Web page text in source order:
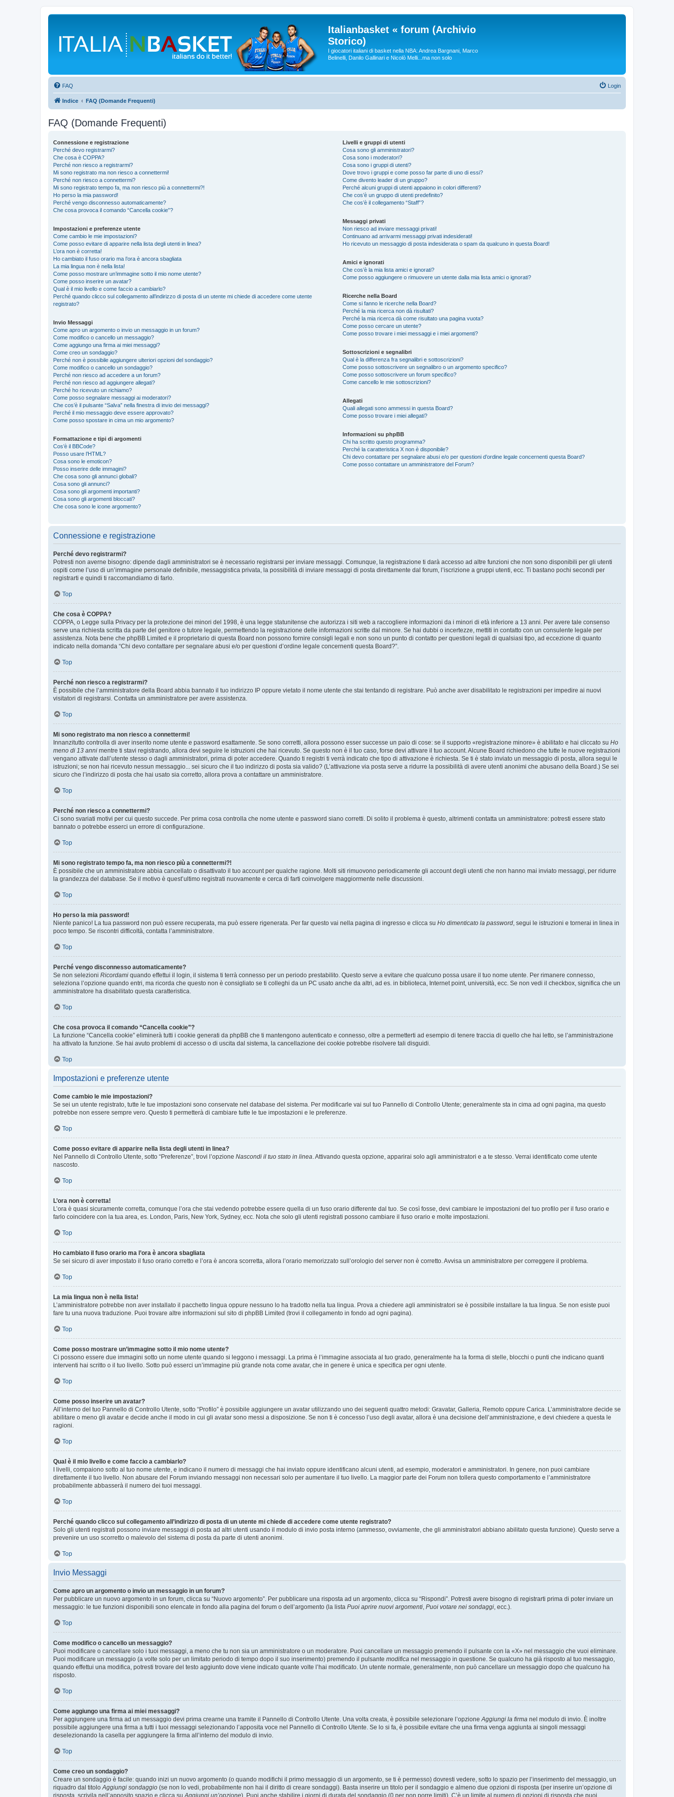
Italianbasket « forum (Archivio
Storico)
I giocatori italiani di basket nella NBA: Andrea Bargnani, Marco
Belinelli, Danilo Gallinari e Nicolò Melli...ma non solo
FAQ Login
Indice FAQ (Domande Frequenti)
FAQ (Domande Frequenti)
Connessione e registrazione
Perché devo registrarmi?
Che cosa è COPPA?
Perché non riesco a registrarmi?
Mi sono registrato ma non riesco a connettermi!
Perché non riesco a connettermi?
Mi sono registrato tempo fa, ma non riesco più a connettermi?!
Ho perso la mia password!
Perché vengo disconnesso automaticamente?
Che cosa provoca il comando “Cancella cookie”?
Impostazioni e preferenze utente
Come cambio le mie impostazioni?
Come posso evitare di apparire nella lista degli utenti in linea?
L’ora non è corretta!
Ho cambiato il fuso orario ma l’ora è ancora sbagliata
La mia lingua non è nella lista!
Come posso mostrare un’immagine sotto il mio nome utente?
Come posso inserire un avatar?
Qual è il mio livello e come faccio a cambiarlo?
Perché quando clicco sul collegamento all’indirizzo di posta di un utente mi chiede di accedere come utente
registrato?
Invio Messaggi
Come apro un argomento o invio un messaggio in un forum?
Come modifico o cancello un messaggio?
Come aggiungo una firma ai miei messaggi?
Come creo un sondaggio?
Perché non è possibile aggiungere ulteriori opzioni del sondaggio?
Come modifico o cancello un sondaggio?
Perché non riesco ad accedere a un forum?
Perché non riesco ad aggiungere allegati?
Perché ho ricevuto un richiamo?
Come posso segnalare messaggi ai moderatori?
Che cos’è il pulsante “Salva” nella finestra di invio dei messaggi?
Perché il mio messaggio deve essere approvato?
Come posso spostare in cima un mio argomento?
Formattazione e tipi di argomenti
Cos’è il BBCode?
Posso usare l’HTML?
Cosa sono le emoticon?
Posso inserire delle immagini?
Che cosa sono gli annunci globali?
Cosa sono gli annunci?
Cosa sono gli argomenti importanti?
Cosa sono gli argomenti bloccati?
Che cosa sono le icone argomento?
Livelli e gruppi di utenti
Cosa sono gli amministratori?
Cosa sono i moderatori?
Cosa sono i gruppi di utenti?
Dove trovo i gruppi e come posso far parte di uno di essi?
Come divento leader di un gruppo?
Perché alcuni gruppi di utenti appaiono in colori differenti?
Che cos’è un gruppo di utenti predefinito?
Che cos’è il collegamento “Staff”?
Messaggi privati
Non riesco ad inviare messaggi privati!
Continuano ad arrivarmi messaggi privati indesiderati!
Ho ricevuto un messaggio di posta indesiderata o spam da qualcuno in questa Board!
Amici e ignorati
Che cos’è la mia lista amici e ignorati?
Come posso aggiungere o rimuovere un utente dalla mia lista amici o ignorati?
Ricerche nella Board
Come si fanno le ricerche nella Board?
Perché la mia ricerca non dà risultati?
Perché la mia ricerca dà come risultato una pagina vuota?
Come posso cercare un utente?
Come posso trovare i miei messaggi e i miei argomenti?
Sottoscrizioni e segnalibri
Qual è la differenza fra segnalibri e sottoscrizioni?
Come posso sottoscrivere un segnalibro o un argomento specifico?
Come posso sottoscrivere un forum specifico?
Come cancello le mie sottoscrizioni?
Allegati
Quali allegati sono ammessi in questa Board?
Come posso trovare i miei allegati?
Informazioni su phpBB
Chi ha scritto questo programma?
Perché la caratteristica X non è disponibile?
Chi devo contattare per segnalare abusi e/o per questioni d’ordine legale concernenti questa Board?
Come posso contattare un amministratore del Forum?
Connessione e registrazione
Perché devo registrarmi?
Potresti non averne bisogno: dipende dagli amministratori se è necessario registrarsi per inviare messaggi. Comunque, la registrazione ti darà accesso ad altre funzioni che non sono disponibili per gli utenti
ospiti come l’uso di un’immagine personale definibile, messaggistica privata, la possibilità di inviare messaggi di posta direttamente dal forum, l’iscrizione a gruppi utenti, ecc. Ti bastano pochi secondi per
registrarti e quindi ti raccomandiamo di farlo.
Top
Che cosa è COPPA?
COPPA, o Legge sulla Privacy per la protezione dei minori del 1998, è una legge statunitense che autorizza i siti web a raccogliere informazioni da i minori di età inferiore a 13 anni. Per avere tale consenso
serve una richiesta scritta da parte del genitore o tutore legale, permettendo la registrazione delle informazioni scritte dal minore. Se hai dubbi o incertezze, mettiti in contatto con un consulente legale per
assistenza. Nota bene che phpBB Limited e il proprietario di questa Board non possono fornire consigli legali e non sono un punto di contatto per questioni legali di qualsiasi tipo, ad eccezione di quanto
indicato nella domanda “Chi devo contattare per segnalare abusi e/o per questioni d’ordine legale concernenti questa Board?”.
Top
Perché non riesco a registrarmi?
È possibile che l’amministratore della Board abbia bannato il tuo indirizzo IP oppure vietato il nome utente che stai tentando di registrare. Può anche aver disabilitato le registrazioni per impedire ai nuovi
visitatori di registrarsi. Contatta un amministratore per avere assistenza.
Top
Mi sono registrato ma non riesco a connettermi!
Innanzitutto controlla di aver inserito nome utente e password esattamente. Se sono corretti, allora possono esser successe un paio di cose: se il supporto «registrazione minore» è abilitato e hai cliccato su Ho
meno di 13 anni mentre ti stavi registrando, allora devi seguire le istruzioni che hai ricevuto. Se questo non è il tuo caso, forse devi attivare il tuo account. Alcune Board richiedono che tutte le nuove registrazioni
vengano attivate dall’utente stesso o dagli amministratori, prima di poter accedere. Quando ti registri ti verrà indicato che tipo di attivazione è richiesta. Se ti è stato inviato un messaggio di posta, allora segui le
istruzioni; se non hai ricevuto nessun messaggio... sei sicuro che il tuo indirizzo di posta sia valido? (L’attivazione via posta serve a ridurre la possibilità di avere utenti anonimi che abusano della Board.) Se sei
sicuro che l’indirizzo di posta che hai usato sia corretto, allora prova a contattare un amministratore.
Top
Perché non riesco a connettermi?
Ci sono svariati motivi per cui questo succede. Per prima cosa controlla che nome utente e password siano corretti. Di solito il problema è questo, altrimenti contatta un amministratore: potresti essere stato
bannato o potrebbe esserci un errore di configurazione.
Top
Mi sono registrato tempo fa, ma non riesco più a connettermi?!
È possibile che un amministratore abbia cancellato o disattivato il tuo account per qualche ragione. Molti siti rimuovono periodicamente gli account degli utenti che non hanno mai inviato messaggi, per ridurre
la grandezza del database. Se il motivo è quest’ultimo registrati nuovamente e cerca di farti coinvolgere maggiormente nelle discussioni.
Top
Ho perso la mia password!
Niente panico! La tua password non può essere recuperata, ma può essere rigenerata. Per far questo vai nella pagina di ingresso e clicca su Ho dimenticato la password, segui le istruzioni e tornerai in linea in
poco tempo. Se riscontri difficoltà, contatta l’amministratore.
Top
Perché vengo disconnesso automaticamente?
Se non selezioni Ricordami quando effettui il login, il sistema ti terrà connesso per un periodo prestabilito. Questo serve a evitare che qualcuno possa usare il tuo nome utente. Per rimanere connesso,
seleziona l’opzione quando entri, ma ricorda che questo non è consigliato se ti colleghi da un PC usato anche da altri, ad es. in biblioteca, Internet point, università, ecc. Se non vedi il checkbox, significa che un
amministratore ha disabilitato questa caratteristica.
Top
Che cosa provoca il comando “Cancella cookie”?
La funzione “Cancella cookie” eliminerà tutti i cookie generati da phpBB che ti mantengono autenticato e connesso, oltre a permetterti ad esempio di tenere traccia di quello che hai letto, se l’amministrazione
ha attivato la funzione. Se hai avuto problemi di accesso o di uscita dal sistema, la cancellazione dei cookie potrebbe risolvere tali disguidi.
Top
Impostazioni e preferenze utente
Come cambio le mie impostazioni?
Se sei un utente registrato, tutte le tue impostazioni sono conservate nel database del sistema. Per modificarle vai sul tuo Pannello di Controllo Utente; generalmente sta in cima ad ogni pagina, ma questo
potrebbe non essere sempre vero. Questo ti permetterà di cambiare tutte le tue impostazioni e le preferenze.
Top
Come posso evitare di apparire nella lista degli utenti in linea?
Nel Pannello di Controllo Utente, sotto “Preferenze”, trovi l’opzione Nascondi il tuo stato in linea. Attivando questa opzione, apparirai solo agli amministratori e a te stesso. Verrai identificato come utente
nascosto.
Top
L’ora non è corretta!
L’ora è quasi sicuramente corretta, comunque l’ora che stai vedendo potrebbe essere quella di un fuso orario differente dal tuo. Se così fosse, devi cambiare le impostazioni del tuo profilo per il fuso orario e
farlo coincidere con la tua area, es. London, Paris, New York, Sydney, ecc. Nota che solo gli utenti registrati possono cambiare il fuso orario e molte impostazioni.
Top
Ho cambiato il fuso orario ma l’ora è ancora sbagliata
Se sei sicuro di aver impostato il fuso orario corretto e l’ora è ancora scorretta, allora l’orario memorizzato sull’orologio del server non è corretto. Avvisa un amministratore per correggere il problema.
Top
La mia lingua non è nella lista!
L’amministratore potrebbe non aver installato il pacchetto lingua oppure nessuno lo ha tradotto nella tua lingua. Prova a chiedere agli amministratori se è possibile installare la tua lingua. Se non esiste puoi
fare tu una nuova traduzione. Puoi trovare altre informazioni sul sito di phpBB Limited (trovi il collegamento in fondo ad ogni pagina).
Top
Come posso mostrare un’immagine sotto il mio nome utente?
Ci possono essere due immagini sotto un nome utente quando si leggono i messaggi. La prima è l’immagine associata al tuo grado, generalmente ha la forma di stelle, blocchi o punti che indicano quanti
interventi hai scritto o il tuo livello. Sotto può esserci un’immagine più grande nota come avatar, che in genere è unica e specifica per ogni utente.
Top
Come posso inserire un avatar?
All’interno del tuo Pannello di Controllo Utente, sotto “Profilo” è possibile aggiungere un avatar utilizzando uno dei seguenti quattro metodi: Gravatar, Galleria, Remoto oppure Carica. L’amministratore decide se
abilitare o meno gli avatar e decide anche il modo in cui gli avatar sono messi a disposizione. Se non ti è concesso l’uso degli avatar, allora è una decisione dell’amministrazione, e devi chiedere a questa le
ragioni.
Top
Qual è il mio livello e come faccio a cambiarlo?
I livelli, compaiono sotto al tuo nome utente, e indicano il numero di messaggi che hai inviato oppure identificano alcuni utenti, ad esempio, moderatori e amministratori. In genere, non puoi cambiare
direttamente il tuo livello. Non abusare del Forum inviando messaggi non necessari solo per aumentare il tuo livello. La maggior parte dei Forum non tollera questo comportamento e l’amministratore
probabilmente abbasserà il numero dei tuoi messaggi.
Top
Perché quando clicco sul collegamento all’indirizzo di posta di un utente mi chiede di accedere come utente registrato?
Solo gli utenti registrati possono inviare messaggi di posta ad altri utenti usando il modulo di invio posta interno (ammesso, ovviamente, che gli amministratori abbiano abilitato questa funzione). Questo serve a
prevenire un uso scorretto o malevolo del sistema di posta da parte di utenti anonimi.
Top
Invio Messaggi
Come apro un argomento o invio un messaggio in un forum?
Per pubblicare un nuovo argomento in un forum, clicca su “Nuovo argomento”. Per pubblicare una risposta ad un argomento, clicca su “Rispondi”. Potresti avere bisogno di registrarti prima di poter inviare un
messaggio: le tue funzioni disponibili sono elencate in fondo alla pagina del forum o dell’argomento (la lista Puoi aprire nuovi argomenti, Puoi votare nei sondaggi, ecc.).
Top
Come modifico o cancello un messaggio?
Puoi modificare o cancellare solo i tuoi messaggi, a meno che tu non sia un amministratore o un moderatore. Puoi cancellare un messaggio premendo il pulsante con la «X» nel messaggio che vuoi eliminare.
Puoi modificare un messaggio (a volte solo per un limitato periodo di tempo dopo il suo inserimento) premendo il pulsante modifica nel messaggio in questione. Se qualcuno ha già risposto al tuo messaggio,
quando effettui una modifica, potresti trovare del testo aggiunto dove viene indicato quante volte l’hai modificato. Un utente normale, generalmente, non può cancellare un messaggio dopo che qualcuno ha
risposto.
Top
Come aggiungo una firma ai miei messaggi?
Per aggiungere una firma ad un messaggio devi prima crearne una tramite il Pannello di Controllo Utente. Una volta creata, è possibile selezionare l’opzioneAggiungi la firma nel modulo di invio. È inoltre
possibile aggiungere una firma a tutti i tuoi messaggi selezionando l’apposita voce nel Pannello di Controllo Utente. Se lo si fa, è possibile evitare che una firma venga aggiunta ai singoli messaggi
deselezionando la casella per aggiungere la firma all’interno del modulo di invio.
Top
Come creo un sondaggio?
Creare un sondaggio è facile: quando inizi un nuovo argomento (o quando modifichi il primo messaggio di un argomento, se ti è permesso) dovresti vedere, sotto lo spazio per l’inserimento del messaggio, un
riquadro dal titoloAggiungi sondaggio (se non lo vedi, probabilmente non hai il diritto di creare sondaggi). Basta inserire un titolo per il sondaggio e almeno due opzioni di risposta (per inserire un’opzione di
risposta, scrivila nell’apposito spazio e clicca su Aggiungi un’opzione). Puoi anche stabilire i giorni di durata del sondaggio (0 per non porre limiti). C’è un limite al numero di opzioni di risposta che puoi